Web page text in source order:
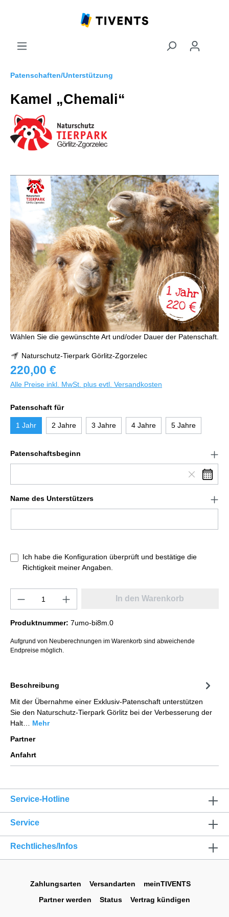
Patenschaften/Unterstützung
Kamel „Chemali“
Wählen Sie die gewünschte Art und/oder Dauer der Patenschaft.
Naturschutz-Tierpark Görlitz-Zgorzelec
220,00 €
Alle Preise inkl. MwSt. plus evtl. Versandkosten
Patenschaft für
1 Jahr 2 Jahre 3 Jahre 4 Jahre 5 Jahre
Patenschaftsbeginn
Name des Unterstützers
Ich habe die Konfiguration überprüft und bestätige die
Richtigkeit meiner Angaben.
In den Warenkorb
Produktnummer: 7umo-bi8m.0
Aufgrund von Neuberechnungen im Warenkorb sind abweichende
Endpreise möglich.
Beschreibung
Mit der Übernahme einer Exklusiv-Patenschaft unterstützen
Sie den Naturschutz-Tierpark Görlitz bei der Verbesserung der
Halt… Mehr
Partner
Anfahrt
Service-Hotline
Service
Rechtliches/Infos
Zahlungsarten Versandarten
meinTIVENTS
Partner werden
Status Vertrag kündigen